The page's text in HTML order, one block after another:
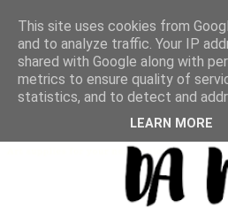
This site uses cookies from
and to analyze traffic. Your IP
shared with Google along with
metrics to ensure quality of
statistics, and to detect and
LEARN MORE